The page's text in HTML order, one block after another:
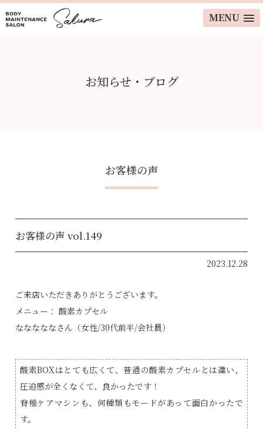
MENU
お知らせ・ブログ
お客様の声
お客様の声 vol.149
2023.12.28
ご来店いただきありがとうございます。
メニュー： 酸素カプセル
なななななさん （女性/30代前半/会社員）
酸素BOXはとても広くて、普通の酸素カプセルとは違い、
圧迫感が全くなくて、良かったです！
脊椎ケアマシンも、何種類もモードがあって面白かったで
す。